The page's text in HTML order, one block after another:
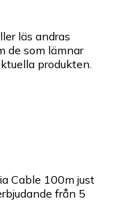
läs andras
de som lämnar
produkten.
Cable 100m just
från 5